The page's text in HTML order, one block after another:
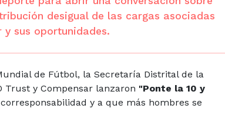
desigual de las cargas asociadas
sus oportunidades.
de Fútbol, la Secretaría Distrital de la
Trust y Compensar lanzaron "Ponte la 10 y
y a que más hombres se